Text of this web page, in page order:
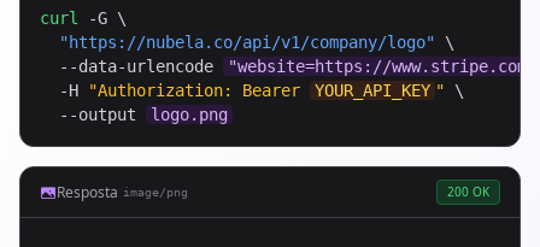
curl
-G \
"https://nubela.co/api/v1/company/logo" \
  --data-urlencode
"website=https://www.stripe.com"
  -H
"Authorization: Bearer YOUR_API_KEY " \
  --output
logo.png
Resposta image/png 200 OK